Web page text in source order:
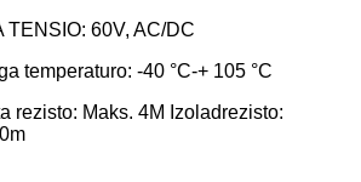
TENSIO: 60V, AC/DC
temperaturo: -40 °C-+ 105 °C
rezisto: Maks. 4M Izoladrezisto: